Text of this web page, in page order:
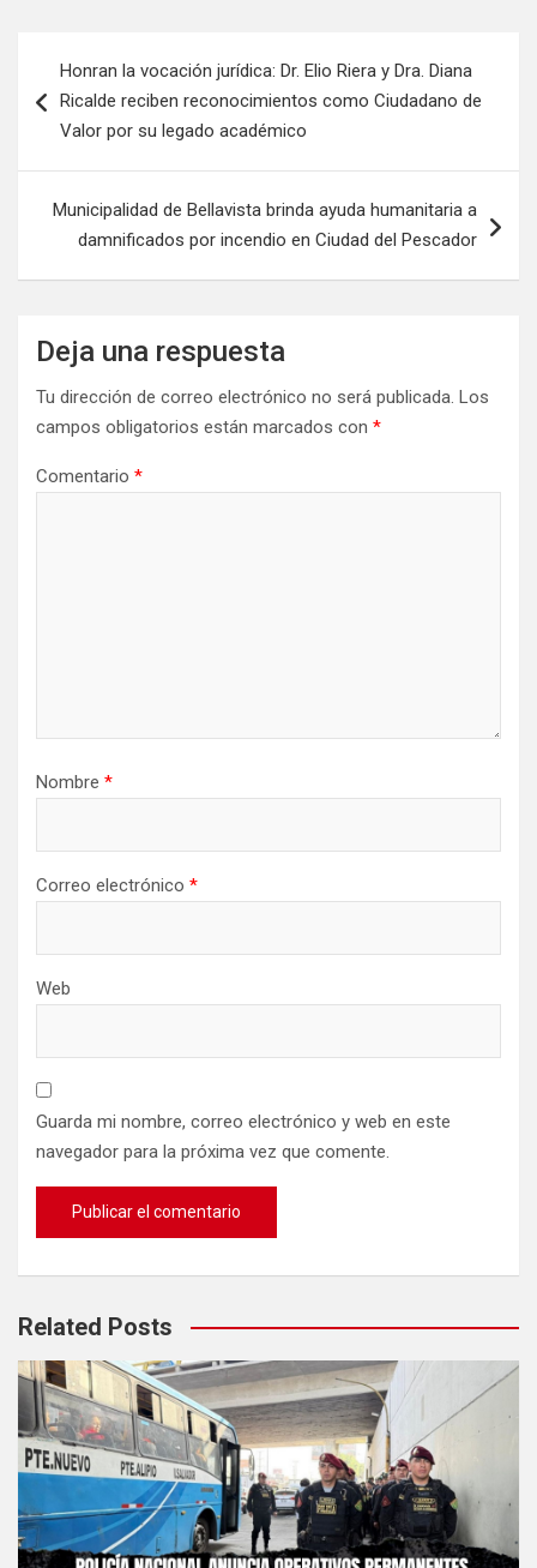
Honran la vocación jurídica: Dr. Elio Riera y Dra. Diana
Ricalde reciben reconocimientos como Ciudadano de
Valor por su legado académico
Municipalidad de Bellavista brinda ayuda humanitaria a
damnificados por incendio en Ciudad del Pescador
Deja una respuesta
Tu dirección de correo electrónico no será publicada. Los
campos obligatorios están marcados con *
Comentario *
Nombre *
Correo electrónico *
Web
Guarda mi nombre, correo electrónico y web en este
navegador para la próxima vez que comente.
Related Posts